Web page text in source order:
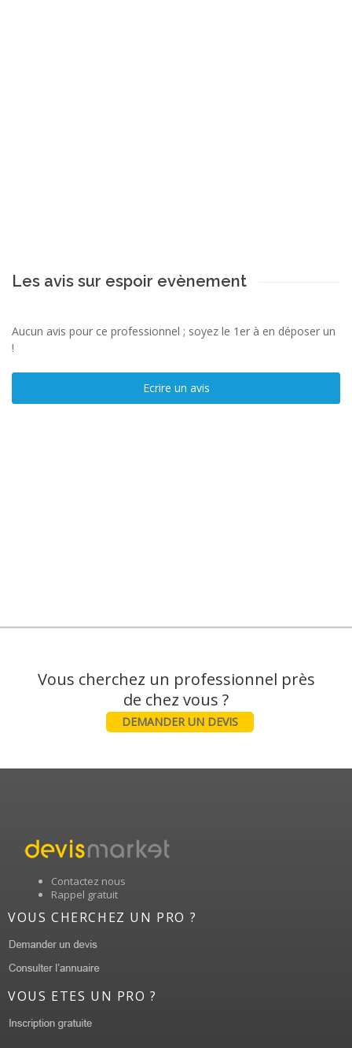
Les avis sur espoir evènement
Aucun avis pour ce professionnel ; soyez le 1er à en déposer un
!
Ecrire un avis
Vous cherchez un professionnel près
DEMANDER UN DEVIS
Contactez nous
Rappel gratuit
VOUS CHERCHEZ UN PRO ?
VOUS ETES UN PRO ?